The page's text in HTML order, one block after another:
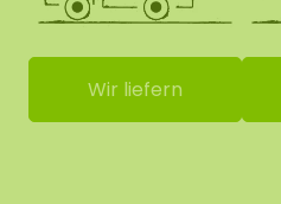
Wir liefern